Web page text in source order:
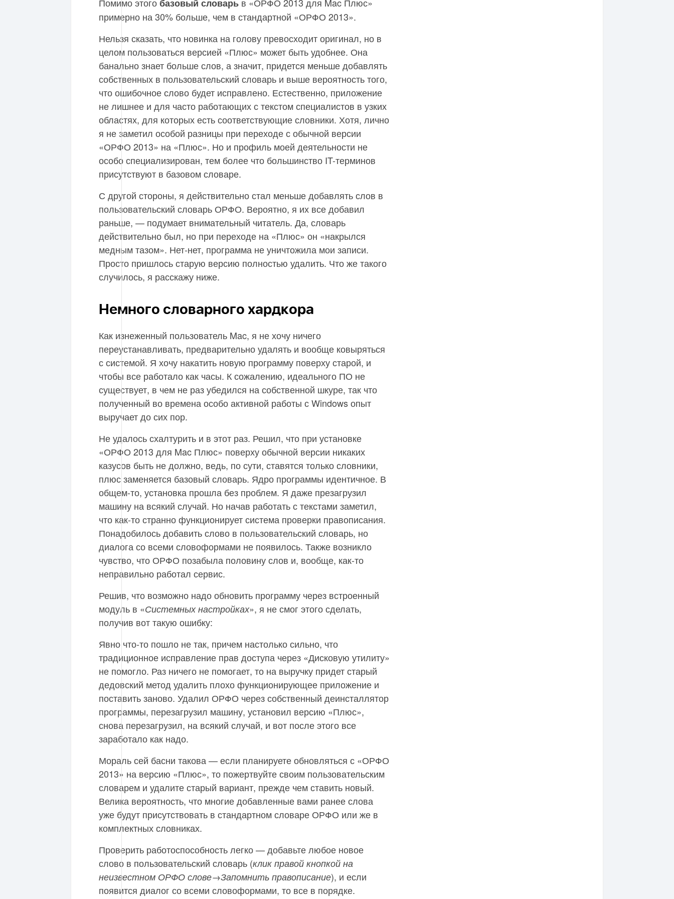
базовый словарь
примерно на 30% больше, чем в стандартной «ОРФО 2013».
Нельзя сказать, что новинка на голову превосходит оригинал, но в
целом пользоваться версией «Плюс» может быть удобнее. Она
банально знает больше слов, а значит, придется меньше добавлять
собственных в пользовательский словарь и выше вероятность того,
что ошибочное слово будет исправлено. Естественно, приложение
не лишнее и для часто работающих с текстом специалистов в узких
областях, для которых есть соответствующие словники. Хотя, лично
я не заметил особой разницы при переходе с обычной версии
«ОРФО 2013» на «Плюс». Но и профиль моей деятельности не
особо специализирован, тем более что большинство IT-терминов
присутствуют в базовом словаре.
С другой стороны, я действительно стал меньше добавлять слов в
пользовательский словарь ОРФО. Вероятно, я их все добавил
раньше, — подумает внимательный читатель. Да, словарь
действительно был, но при переходе на «Плюс» он «накрылся
медным тазом». Нет-нет, программа не уничтожила мои записи.
Просто пришлось старую версию полностью удалить. Что же такого
случилось, я расскажу ниже.
Немного словарного хардкора
Как изнеженный пользователь Mac, я не хочу ничего
переустанавливать, предварительно удалять и вообще ковыряться
с системой. Я хочу накатить новую программу поверху старой, и
чтобы все работало как часы. К сожалению, идеального ПО не
существует, в чем не раз убедился на собственной шкуре, так что
полученный во времена особо активной работы с Windows опыт
выручает до сих пор.
Не удалось схалтурить и в этот раз. Решил, что при установке
«ОРФО 2013 для Mac Плюс» поверху обычной версии никаких
казусов быть не должно, ведь, по сути, ставятся только словники,
плюс заменяется базовый словарь. Ядро программы идентичное. В
общем-то, установка прошла без проблем. Я даже презагрузил
машину на всякий случай. Но начав работать с текстами заметил,
что как-то странно функционирует система проверки правописания.
Понадобилось добавить слово в пользовательский словарь, но
диалога со всеми словоформами не появилось. Также возникло
чувство, что ОРФО позабыла половину слов и, вообще, как-то
неправильно работал сервис.
Решив, что возможно надо обновить программу через встроенный
модуль в «Системных настройках», я не смог этого сделать,
получив вот такую ошибку:
Явно что-то пошло не так, причем настолько сильно, что
традиционное исправление прав доступа через «Дисковую утилиту»
не помогло. Раз ничего не помогает, то на выручку придет старый
дедовский метод удалить плохо функционирующее приложение и
поставить заново. Удалил ОРФО через собственный деинсталлятор
программы, перезагрузил машину, установил версию «Плюс»,
снова перезагрузил, на всякий случай, и вот после этого все
заработало как надо.
Мораль сей басни такова — если планируете обновляться с «ОРФО
2013» на версию «Плюс», то пожертвуйте своим пользовательским
словарем и удалите старый вариант, прежде чем ставить новый.
Велика вероятность, что многие добавленные вами ранее слова
уже будут присутствовать в стандартном словаре ОРФО или же в
комплектных словниках.
Проверить работоспособность легко — добавьте любое новое
слово в пользовательский словарь (клик правой кнопкой на
неизвестном ОРФО слове→Запомнить правописание), и если
появится диалог со всеми словоформами, то все в порядке.